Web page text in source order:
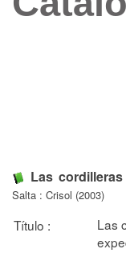
Las
Salta : Crisol (2003)
Título :
Las